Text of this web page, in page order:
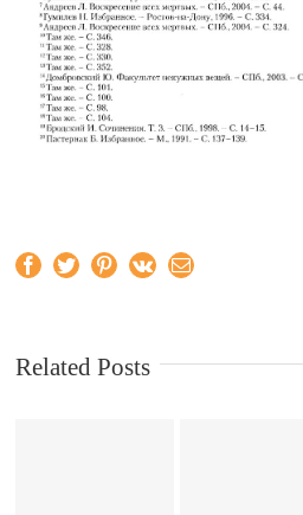
Facebook
TwitterPinterest
Vk Email
Related Posts